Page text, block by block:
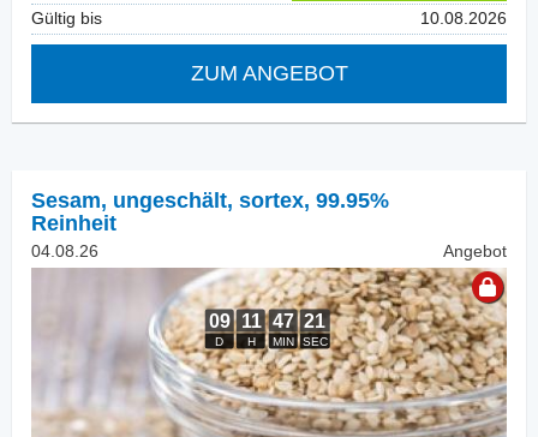
Gültig bis 10.08.2026
ZUM ANGEBOT
Sesam, ungeschält, sortex, 99.95%
Reinheit
04.08.26 Angebot